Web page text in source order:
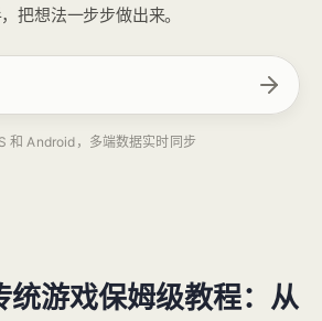
把想法一步步做出来。
和 Android，多端数据实时同步
统游戏保姆级教程：从